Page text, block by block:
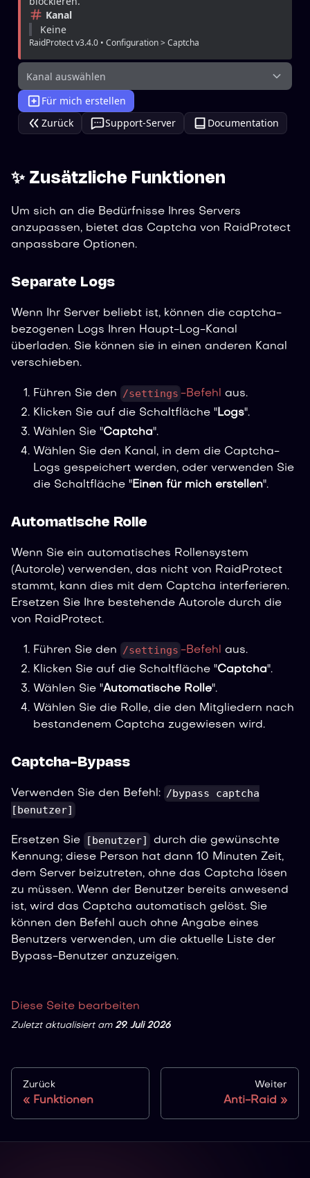
Kanal
Keine
RaidProtect v3.4.0 • Configuration > Captcha
Kanal auswählen
Für mich erstellen
Zurück
Support-Server Documentation
✨ Zusätzliche Funktionen
Um sich an die Bedürfnisse Ihres Servers
anzupassen, bietet das Captcha von RaidProtect
anpassbare Optionen.
Separate Logs
Wenn Ihr Server beliebt ist, können die captcha-
bezogenen Logs Ihren Haupt-Log-Kanal
überladen. Sie können sie in einen anderen Kanal
verschieben.
Führen Sie den /settings -Befehl aus.
Klicken Sie auf die Schaltfläche "Logs".
Wählen Sie "Captcha".
Wählen Sie den Kanal, in dem die Captcha-
Logs gespeichert werden, oder verwenden Sie
die Schaltfläche "Einen für mich erstellen".
Automatische Rolle
Wenn Sie ein automatisches Rollensystem
(Autorole) verwenden, das nicht von RaidProtect
stammt, kann dies mit dem Captcha interferieren.
Ersetzen Sie Ihre bestehende Autorole durch die
von RaidProtect.
Führen Sie den /settings -Befehl aus.
Klicken Sie auf die Schaltfläche "Captcha".
Wählen Sie "Automatische Rolle".
Wählen Sie die Rolle, die den Mitgliedern nach
bestandenem Captcha zugewiesen wird.
Captcha-Bypass
Verwenden Sie den Befehl: /bypass captcha
[benutzer]
Ersetzen Sie [benutzer]
durch die gewünschte
Kennung; diese Person hat dann 10 Minuten Zeit,
dem Server beizutreten, ohne das Captcha lösen
zu müssen. Wenn der Benutzer bereits anwesend
ist, wird das Captcha automatisch gelöst. Sie
können den Befehl auch ohne Angabe eines
Benutzers verwenden, um die aktuelle Liste der
Bypass-Benutzer anzuzeigen.
Diese Seite bearbeiten
Zuletzt aktualisiertam 29. Juli 2026
Zurück
Funktionen
Weiter
Anti-Raid